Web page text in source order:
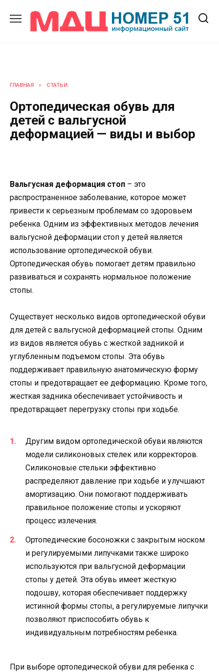
содержанию
ГЛАВНАЯ » СТАТЬИ
Ортопедическая обувь для
детей с вальгусной
деформацией — виды и выбор
Вальгусная деформация стоп – это
распространенное заболевание, которое может
привести к серьезным проблемам со здоровьем
ребенка. Одним из эффективных методов лечения
вальгусной деформации стоп у детей является
использование ортопедической обуви.
Ортопедическая обувь помогает детям правильно
развиваться и сохранять нормальное положение
стопы.
Существует несколько видов ортопедической обуви
для детей с вальгусной деформацией стопы. Одним
из видов является обувь с жесткой задникой и
углубленным подъемом стопы. Эта обувь
поддерживает правильную анатомическую форму
стопы и предотвращает ее деформацию. Кроме того,
жесткая задника обеспечивает устойчивость и
предотвращает перегрузку стопы при ходьбе.
Другим видом ортопедической обуви являются
модели силиконовых стелек или корректоров.
Силиконовые стельки эффективно
распределяют давление при ходьбе и улучшают
амортизацию. Они помогают поддерживать
правильное положение стопы и ускоряют
процесс излечения.
Ортопедические босоножки с закрытым носком
и регулируемыми липучками также широко
используются при вальгусной деформации
стопы у детей. Эта обувь имеет жесткую
подошву, которая обеспечивает поддержку
истинной формы стопы, а регулируемые липучки
позволяют приспособить обувь к
индивидуальным потребностям ребенка.
При выборе ортопедической обуви для ребенка с